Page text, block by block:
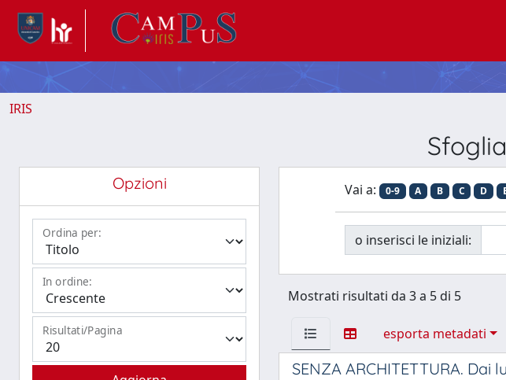
IRIS
Opzioni
Ordina per:
In ordine:
Risultati/Pagina
Vai a: 0-9 A B C D
o inserisci le iniziali:
Mostrati risultati da 3 a 5 di 5
esporta metadati
SENZA ARCHITETTURA.